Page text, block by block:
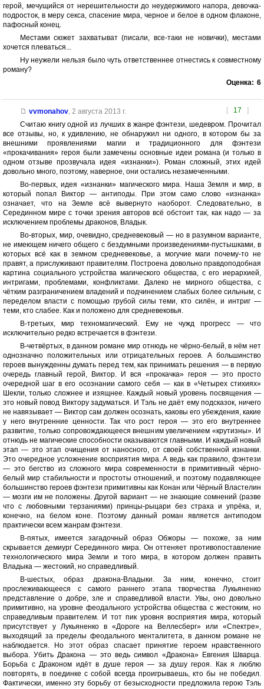
герой, мечущийся от нерешительности до неудержимого напора, девочка-
подросток, в меру секса, спасение мира, черное и белое в одном флаконе,
пафосный конец.
Местами сюжет захватыват (писали, все-таки не новички), местами
хочется плеваться...
Ну неужели нельзя было чуть ответственнее отнестись к совместному
роману?
Оценка: 6
[ 17 ]
vvmonahov, 2 августа 2013 г.
Считаю книгу одной из лучших в жанре фэнтези, шедевром. Прочитал
все отзывы, но, к удивлению, не обнаружил ни одного, в котором бы за
внешними проявлениями магии и традиционного для фэнтези
«прокачивания» героя были замечены основные идеи романа (и только в
одном отзыве прозвучала идея «изнанки»). Роман сложный, этих идей
довольно много, поэтому, наверное, они остались незамеченными.
Во-первых, идея «изнанки» магического мира. Наша Земля и мир, в
который попал Виктор — антиподы. При этом само слово «изнанка»
означает, что на Земле всё вывернуто наоборот. Следовательно, в
Серединном мире с точки зрения авторов всё обстоит так, как надо — за
исключением проблемы драконов, Владык.
Во-вторых, мир, очевидно, средневековый — но в разумном варианте,
не имеющем ничего общего с бездумными произведениями-пустышками, в
которых всё как в земном средневековье, а могучие маги почему-то не
правят, а прислуживают правителям. Построена довольно правдоподобная
картина социального устройства магического общества, с его иерархией,
интригами, проблемами, конфликтами. Далеко не мирного общества, с
чётким разграничением владений и подчинением слабых более сильным, с
переделом власти с помощью грубой силы теми, кто силён, и интриг —
теми, кто слабее. Как и положено для средневековья.
В-третьих, мир техномагический. Ему не чужд прогресс — что
исключительно редко встречается в фэнтези.
В-четвёртых, в данном романе мир отнюдь не чёрно-белый, в нём нет
однозначно положительных или отрицательных героев. А большинство
героев вынужденны думать перед тем, как принимать решения — в первую
очередь главный герой, Виктор. И вся «прокачка» героя — это просто
очередной шаг в его осознании самого себя — как в «Четырех стихиях»
Шекли, только сложнее и изящнее. Каждый новый уровень посвящения —
это новый повод Виктору задуматься. И Тэль не даёт ему подсказок, ничего
не навязывает — Виктор сам должен осознать, каковы его убеждения, какие
у него внутренние ценности. Так что рост героя — это его внутреннее
развитие, только сопровождающееся внешним увеличением «крутизны». И
отнюдь не магические способности оказываются главными. И каждый новый
этап — это этап очищения от наносного, от своей собственной изнанки.
Это очередное усложнение восприятия мира. А ведь как правило, фэнтези
— это бегство из сложного мира современности в примитивный чёрно-
белый мир стабильности и простоты отношений, и поэтому подавляющее
большинство героев фэнтези примитивны как Конан или Чёрный Властелин
— мозги им не положены. Другой вариант — не знающие сомнений (разве
что с любовными терзаниями) принцы-рыцари без страха и упрёка, и,
конечно, на белом коне. Поэтому данный роман является антиподом
практически всем жанрам фэнтези.
В-пятых, имеется загадочный образ Обжоры — похоже, за ним
скрывается демиург Серединного мира. Он оттеняет противопоставление
технологического мира Земли и того мира, в котором должен править
Владыка — жестокий, но справедливый.
В-шестых, образ дракона-Владыки. За ним, конечно, стоит
прослеживающееся с самого раннего этапа творчества Лукьяненко
представление о добре, зле и справедливой власти. Увы, оно довольно
примитивно, на уровне феодального устройства общества с жестоким, но
справедливым правителем. И тот пик уровня восприятия мира, который
присутствует у Лукьяненко в «Дороге на Веллесберг» или «Спектре»,
выходящий за пределы феодального менталитета, в данном романе не
наблюдается. Но этот образ спасает принятие героем нравственного
выбора. Убить Дракона — это ведь символ «Дракона» Евгения Шварца.
Борьба с Драконом идёт в душе героя — за душу героя. Как я люблю
повторять, в поединке с собой всегда проигрываешь, кто бы не победил.
Фактически, именно эту борьбу от безысходности предложила герою Тэль